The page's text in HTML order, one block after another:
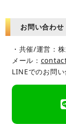
お問い合わせ
・共催/運営：
メール：
LINEでのお問い